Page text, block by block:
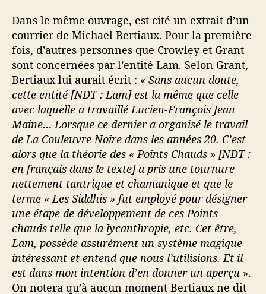
Dans le même ouvrage, est cité un extrait d’un
courrier de Michael Bertiaux. Pour la première
fois, d’autres personnes que Crowley et Grant
sont concernées par l’entité Lam. Selon Grant,
Bertiaux lui aurait écrit : « Sans aucun doute,
cette entité [NDT : Lam] est la même que celle
avec laquelle a travaillé Lucien-François Jean
Maine… Lorsque ce dernier a organisé le travail
de La Couleuvre Noire dans les années 20. C’est
alors que la théorie des « Points Chauds » [NDT :
en français dans le texte] a pris une tournure
nettement tantrique et chamanique et que le
terme « Les Siddhis » fut employé pour désigner
une étape de développement de ces Points
chauds telle que la lycanthropie, etc. Cet être,
Lam, possède assurément un système magique
intéressant et entend que nous l’utilisions. Et il
est dans mon intention d’en donner un aperçu ».
On notera qu’à aucun moment Bertiaux ne dit